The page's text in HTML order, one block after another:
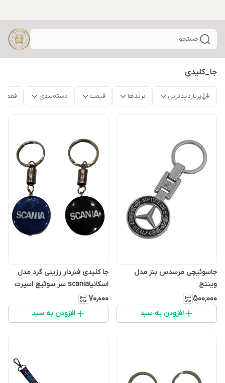
جستجو
جا_کلیدی
پربازدیدترین برندها قیمت دسته‌بندی فقط
جاسوئیچی مرسدس بنز مدل
وینتج
۵۰۰٬۰۰۰
افزودن به سبد
جا کلیدی فنردار رزینی گرد مدل
اسکانیاscania سر سوئیچ اسپرت
آرم دار
۷۰٬۰۰۰
افزودن به سبد